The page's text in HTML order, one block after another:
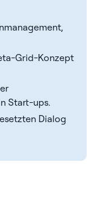
Grid-Konzept
Start-ups.
Dialog